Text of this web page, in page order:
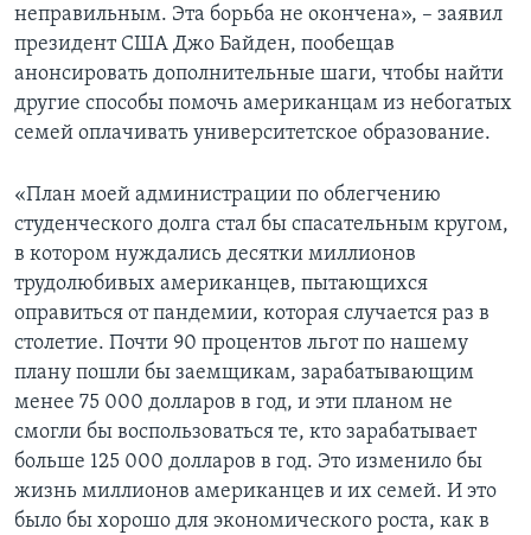
неправильным. Эта борьба не окончена», – заявил
президент США Джо Байден, пообещав
анонсировать дополнительные шаги, чтобы найти
другие способы помочь американцам из небогатых
семей оплачивать университетское образование.
«План моей администрации по облегчению
студенческого долга стал бы спасательным кругом,
в котором нуждались десятки миллионов
трудолюбивых американцев, пытающихся
оправиться от пандемии, которая случается раз в
столетие. Почти 90 процентов льгот по нашему
плану пошли бы заемщикам, зарабатывающим
менее 75 000 долларов в год, и эти планом не
смогли бы воспользоваться те, кто зарабатывает
больше 125 000 долларов в год. Это изменило бы
жизнь миллионов американцев и их семей. И это
было бы хорошо для экономического роста, как в